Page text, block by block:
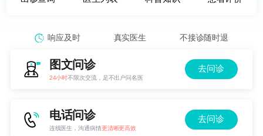
响应及时 真实医生 不接诊随时退
图文问诊
24小时不限次交流，足不出户问名医
去问诊
电话问诊
连线医生，沟通病情更清晰更高效
去问诊